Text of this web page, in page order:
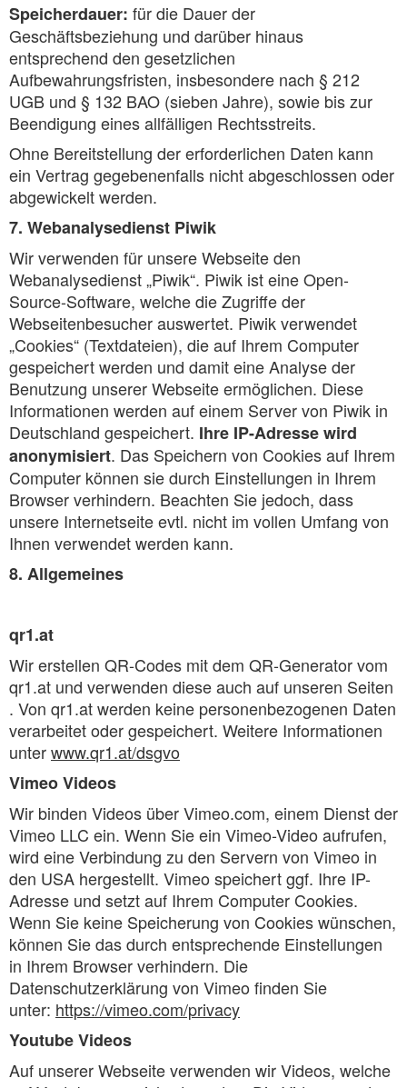
Speicherdauer: für die Dauer der
Geschäftsbeziehung und darüber hinaus
entsprechend den gesetzlichen
Aufbewahrungsfristen, insbesondere nach § 212
UGB und § 132 BAO (sieben Jahre), sowie bis zur
Beendigung eines allfälligen Rechtsstreits.
Ohne Bereitstellung der erforderlichen Daten kann
ein Vertrag gegebenenfalls nicht abgeschlossen oder
abgewickelt werden.
7. Webanalysedienst Piwik
Wir verwenden für unsere Webseite den
Webanalysedienst „Piwik“. Piwik ist eine Open-
Source-Software, welche die Zugriffe der
Webseitenbesucher auswertet. Piwik verwendet
„Cookies“ (Textdateien), die auf Ihrem Computer
gespeichert werden und damit eine Analyse der
Benutzung unserer Webseite ermöglichen. Diese
Informationen werden auf einem Server von Piwik in
Deutschland gespeichert. Ihre IP-Adresse wird
anonymisiert. Das Speichern von Cookies auf Ihrem
Computer können sie durch Einstellungen in Ihrem
Browser verhindern. Beachten Sie jedoch, dass
unsere Internetseite evtl. nicht im vollen Umfang von
Ihnen verwendet werden kann.
8. Allgemeines
qr1.at
Wir erstellen QR-Codes mit dem QR-Generator vom
qr1.at und verwenden diese auch auf unseren Seiten
. Von qr1.at werden keine personenbezogenen Daten
verarbeitet oder gespeichert. Weitere Informationen
unterwww.qr1.at/dsgvo
Vimeo Videos
Wir binden Videos über Vimeo.com, einem Dienst der
Vimeo LLC ein. Wenn Sie ein Vimeo-Video aufrufen,
wird eine Verbindung zu den Servern von Vimeo in
den USA hergestellt. Vimeo speichert ggf. Ihre IP-
Adresse und setzt auf Ihrem Computer Cookies.
Wenn Sie keine Speicherung von Cookies wünschen,
können Sie das durch entsprechende Einstellungen
in Ihrem Browser verhindern. Die
Datenschutzerklärung von Vimeo finden Sie
unter: https://vimeo.com/privacy
Youtube Videos
Auf unserer Webseite verwenden wir Videos, welche